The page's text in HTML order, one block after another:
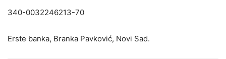
340-0032246213-70
Erste banka, Branka Pavković, Novi Sad.